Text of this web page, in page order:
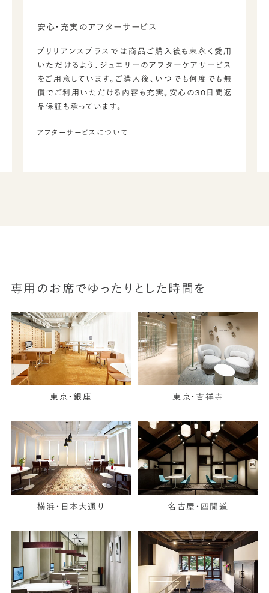
安心・充実のアフターサービス
ブリリアンスプラスでは商品ご購入後も末永く愛用
いただけるよう、ジュエリーのアフターケアサービス
をご用意しています。ご購入後、いつでも何度でも無
償でご利用いただける内容も充実。安心の30日間返
品保証も承っています。
アフターサービスについて
専用のお席でゆったりとした時間を
東京・銀座 東京・吉祥寺
横浜・日本大通り 名古屋・四間道